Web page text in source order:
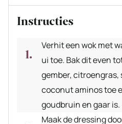
Instructies
Verhit een wok met
ui toe. Bak dit even
gember, citroengras,
coconut aminos toe
goudbruin en gaar is.
Maak de dressing